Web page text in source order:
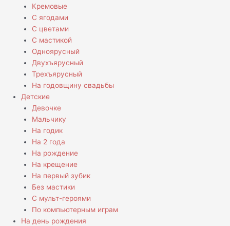
Кремовые
С ягодами
С цветами
С мастикой
Одноярусный
Двухъярусный
Трехъярусный
На годовщину свадьбы
Детские
Девочке
Мальчику
На годик
На 2 года
На рождение
На крещение
На первый зубик
Без мастики
С мульт-героями
По компьютерным играм
На день рождения